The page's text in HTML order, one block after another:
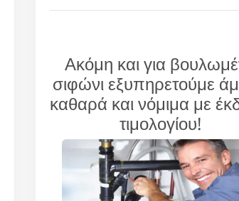
Ακόμη και για
σιφώνι εξυπηρετούμε
καθαρά και νόμιμα με
τιμολογίου!